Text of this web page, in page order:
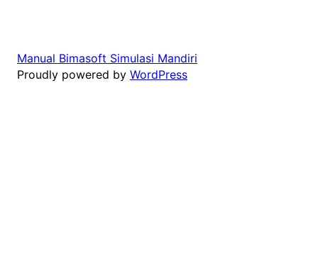
Manual Bimasoft Simulasi Mandiri
Proudly powered by WordPress